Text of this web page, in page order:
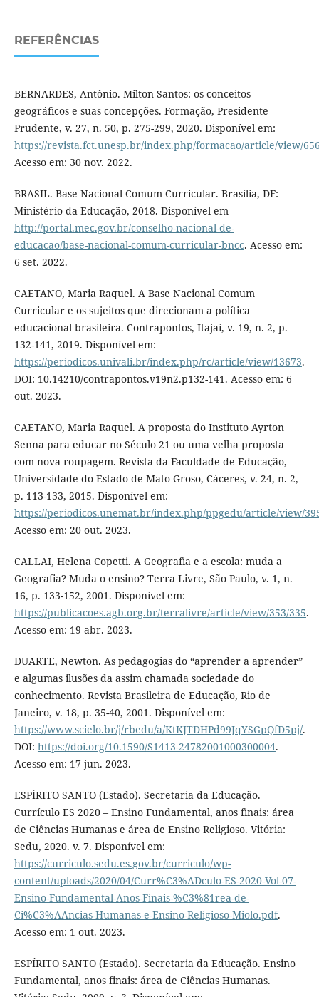
REFERÊNCIAS
BERNARDES, Antônio. Milton Santos: os conceitos
geográficos e suas concepções. Formação, Presidente
Prudente, v. 27, n. 50, p. 275-299, 2020. Disponível em:
https://revista.fct.unesp.br/index.php/formacao/article/view/
Acesso em: 30 nov. 2022.
BRASIL. Base Nacional Comum Curricular. Brasília, DF:
Ministério da Educação, 2018. Disponível em
http://portal.mec.gov.br/conselho-nacional-de-
educacao/base-nacional-comum-curricular-bncc. Acesso em:
6 set. 2022.
CAETANO, Maria Raquel. A Base Nacional Comum
Curricular e os sujeitos que direcionam a política
educacional brasileira. Contrapontos, Itajaí, v. 19, n. 2, p.
132-141, 2019. Disponível em:
https://periodicos.univali.br/index.php/rc/article/view/13673.
DOI: 10.14210/contrapontos.v19n2.p132-141. Acesso em: 6
out. 2023.
CAETANO, Maria Raquel. A proposta do Instituto Ayrton
Senna para educar no Século 21 ou uma velha proposta
com nova roupagem. Revista da Faculdade de Educação,
Universidade do Estado de Mato Groso, Cáceres, v. 24, n. 2,
p. 113-133, 2015. Disponível em:
https://periodicos.unemat.br/index.php/ppgedu/article/view/
Acesso em: 20 out. 2023.
CALLAI, Helena Copetti. A Geografia e a escola: muda a
Geografia? Muda o ensino? Terra Livre, São Paulo, v. 1, n.
16, p. 133-152, 2001. Disponível em:
https://publicacoes.agb.org.br/terralivre/article/view/353/335.
Acesso em: 19 abr. 2023.
DUARTE, Newton. As pedagogias do “aprender a aprender”
e algumas ilusões da assim chamada sociedade do
conhecimento. Revista Brasileira de Educação, Rio de
Janeiro, v. 18, p. 35-40, 2001. Disponível em:
https://www.scielo.br/j/rbedu/a/KtKJTDHPd99JqYSGpQfD5pj/.
DOI: https://doi.org/10.1590/S1413-24782001000300004.
Acesso em: 17 jun. 2023.
ESPÍRITO SANTO (Estado). Secretaria da Educação.
Currículo ES 2020 – Ensino Fundamental, anos finais: área
de Ciências Humanas e área de Ensino Religioso. Vitória:
Sedu, 2020. v. 7. Disponível em:
https://curriculo.sedu.es.gov.br/curriculo/wp-
content/uploads/2020/04/Curr%C3%ADculo-ES-2020-Vol-07-
Ensino-Fundamental-Anos-Finais-%C3%81rea-de-
Ci%C3%AAncias-Humanas-e-Ensino-Religioso-Miolo.pdf.
Acesso em: 1 out. 2023.
ESPÍRITO SANTO (Estado). Secretaria da Educação. Ensino
Fundamental, anos finais: área de Ciências Humanas.